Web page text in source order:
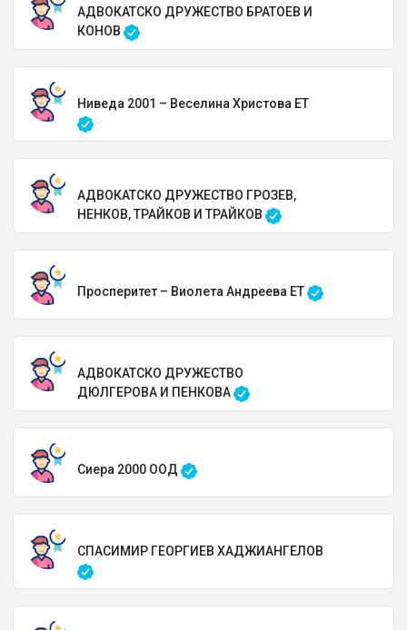
АДВОКАТСКО ДРУЖЕСТВО БРАТОЕВ И
КОНОВ
Ниведа 2001 – Веселина Христова ЕТ
АДВОКАТСКО ДРУЖЕСТВО ГРОЗЕВ,
НЕНКОВ, ТРАЙКОВ И ТРАЙКОВ
Просперитет – Виолета Андреева ЕТ
АДВОКАТСКО ДРУЖЕСТВО
ДЮЛГЕРОВА И ПЕНКОВА
Сиера 2000 ООД
СПАСИМИР ГЕОРГИЕВ ХАДЖИАНГЕЛОВ